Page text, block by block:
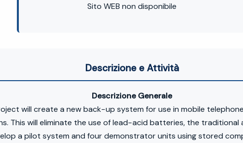
Sito WEB non disponibile
Descrizione e Attività
Descrizione Generale
will create a new back−up system for use in mobile
This will eliminate the use of lead−acid batteries, the
a pilot system and four demonstrator units using stored